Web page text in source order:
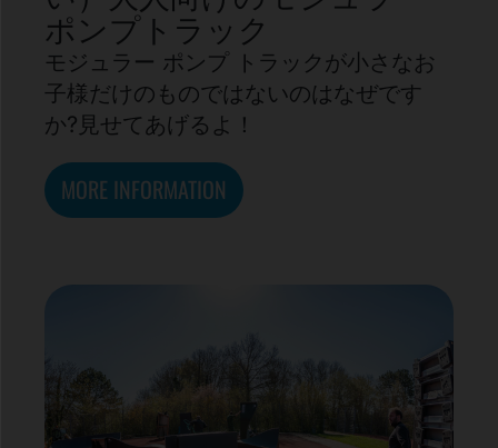
ポンプトラック
モジュラー ポンプ トラックが小さなお
子様だけのものではないのはなぜです
か?見せてあげるよ！
MORE INFORMATION